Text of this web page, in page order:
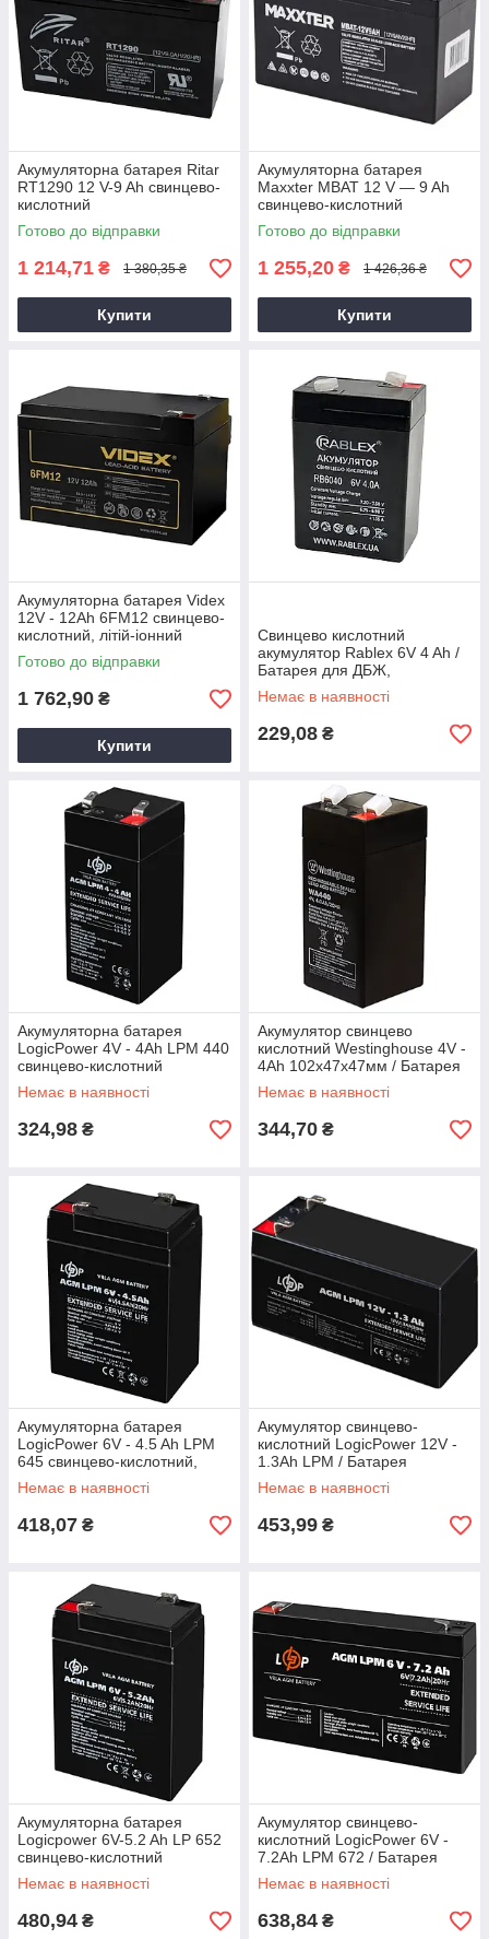
Акумуляторна батарея Ritar
RT1290 12 V-9 Ah свинцево-
кислотний
Готово до відправки
1 214,71 ₴ 1 380,35 ₴
Купити
Акумуляторна батарея
Maxxter MBAT 12 V — 9 Ah
свинцево-кислотний
Готово до відправки
1 255,20 ₴ 1 426,36 ₴
Купити
Акумуляторна батарея Videx
12V - 12Ah 6FM12 свинцево-
кислотний, літій-іонний
акумулятор
Готово до відправки
1 762,90 ₴
Купити
Свинцево кислотний
акумулятор Rablex 6V 4 Ah /
Батарея для ДБЖ,
світильників, радіокерованих
іграшок
Немає в наявності
229,08 ₴
Акумуляторна батарея
LogicPower 4V - 4Ah LPM 440
свинцево-кислотний
Немає в наявності
324,98 ₴
Акумулятор свинцево
кислотний Westinghouse 4V -
4Ah 102x47x47мм / Батарея
для охоронних систем,
іграшок
Немає в наявності
344,70 ₴
Акумуляторна батарея
LogicPower 6V - 4.5 Ah LPM
645 свинцево-кислотний,
свинцево-кислотний
акумулятор
Немає в наявності
418,07 ₴
Акумулятор свинцево-
кислотний LogicPower 12V -
1.3Ah LPM / Батарея
акумуляторна свинцево-
кислотна
Немає в наявності
453,99 ₴
Акумуляторна батарея
Logicpower 6V-5.2 Ah LP 652
свинцево-кислотний
Немає в наявності
480,94 ₴
Акумулятор свинцево-
кислотний LogicPower 6V -
7.2Ah LPM 672 / Батарея
акумуляторна свинцево-
кислотна
Немає в наявності
638,84 ₴